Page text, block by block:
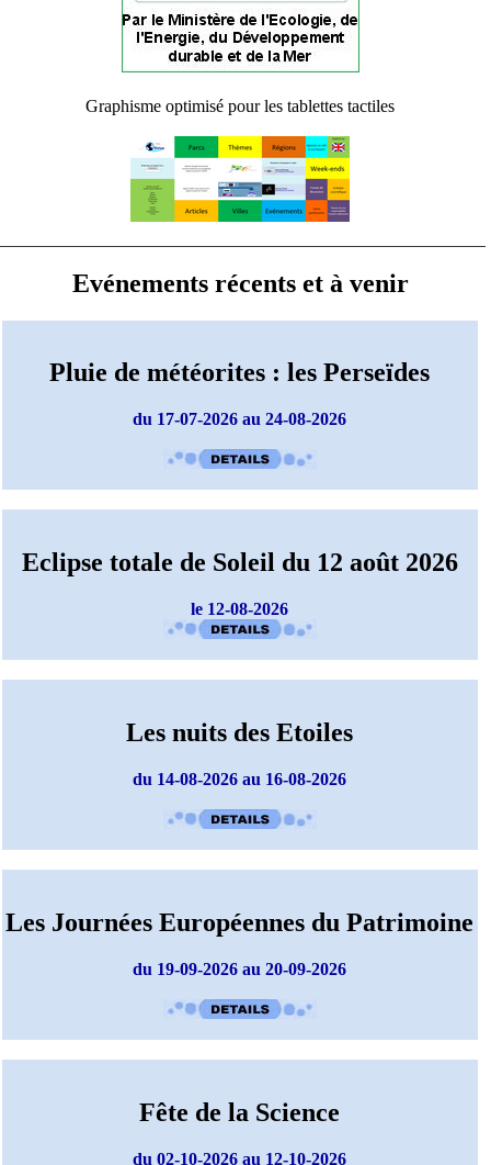
Graphisme optimisé pour les tablettes tactiles
Evénements récents et à venir
Pluie de météorites : les Perseïdes
du 17-07-2026 au 24-08-2026
Eclipse totale de Soleil du 12 août 2026
le 12-08-2026
Les nuits des Etoiles
du 14-08-2026 au 16-08-2026
Les Journées Européennes du Patrimoine
du 19-09-2026 au 20-09-2026
Fête de la Science
du 02-10-2026 au 12-10-2026